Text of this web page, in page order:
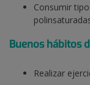
Consumir
Buenos hábitos
Realizar